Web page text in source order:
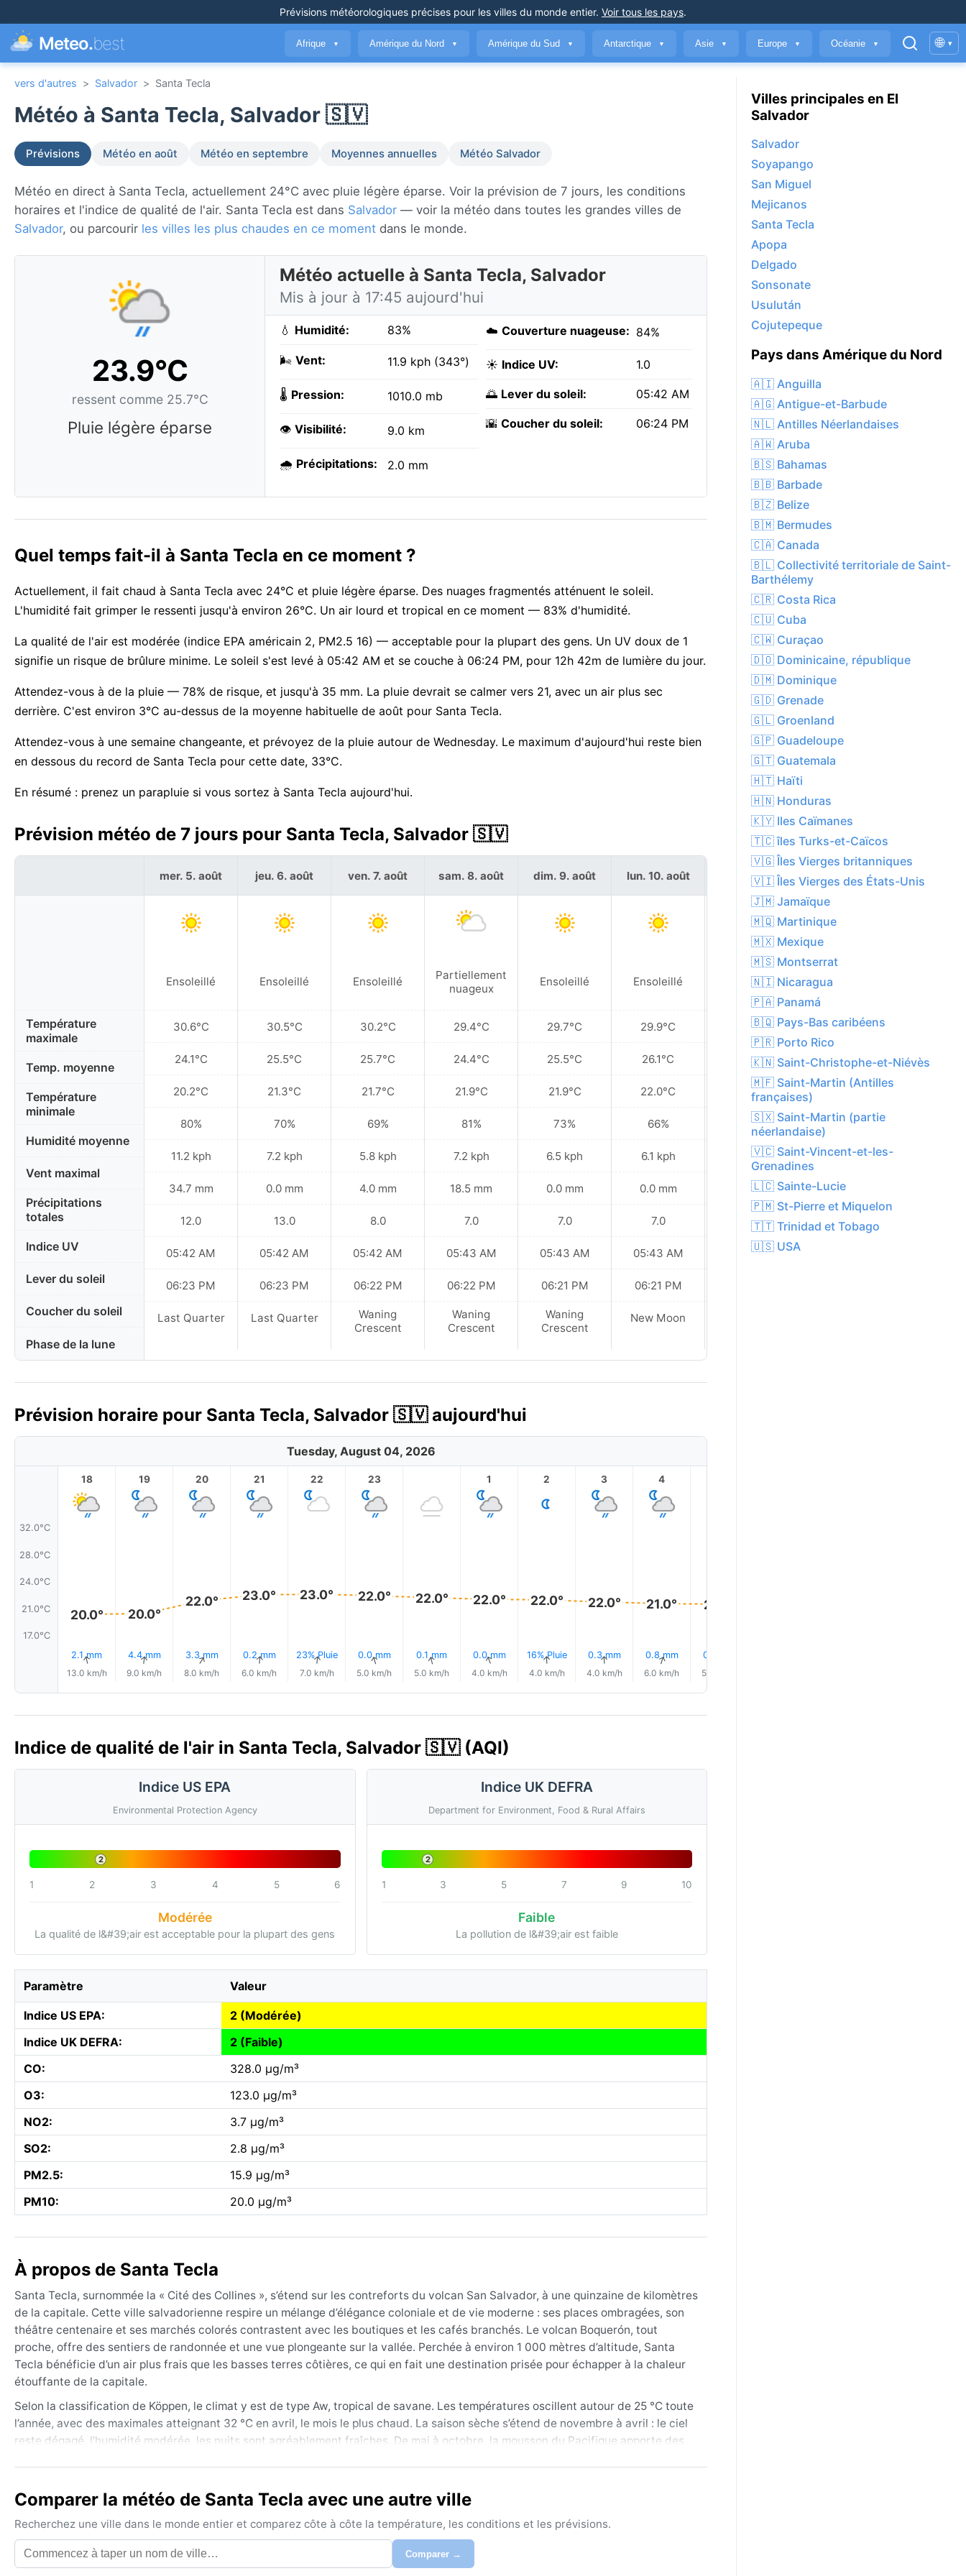
Prévisions météorologiques précises pour les villes du monde entier. Voir tous les pays.
Meteo.best Afrique ▼ Amérique du Nord ▼ Amérique du Sud ▼ Antarctique ▼ Asie ▼ Europe ▼ Océanie ▼ 🌐 ▾
vers d'autres > Salvador > Santa Tecla
Météo à Santa Tecla, Salvador 🇸🇻
Prévisions Météo en août Météo en septembre Moyennes annuelles Météo Salvador
Météo en direct à Santa Tecla, actuellement 24°C avec pluie légère éparse. Voir la prévision de 7 jours, les conditions
horaires et l'indice de qualité de l'air. Santa Tecla est dans Salvador — voir la météo dans toutes les grandes villes de
Salvador, ou parcourir les villes les plus chaudes en ce moment dans le monde.
23.9°C
ressent comme 25.7°C
Pluie légère éparse
Météo actuelle à Santa Tecla, Salvador
Mis à jour à 17:45 aujourd'hui
💧 Humidité: 83%
🌬️ Vent: 11.9 kph (343°)
🌡️ Pression: 1010.0 mb
👁️ Visibilité: 9.0 km
🌧️ Précipitations: 2.0 mm
☁️ Couverture nuageuse: 84%
☀️ Indice UV: 1.0
🌅 Lever du soleil: 05:42 AM
🌇 Coucher du soleil: 06:24 PM
Quel temps fait-il à Santa Tecla en ce moment ?
Actuellement, il fait chaud à Santa Tecla avec 24°C et pluie légère éparse. Des nuages fragmentés atténuent le soleil.
L'humidité fait grimper le ressenti jusqu'à environ 26°C. Un air lourd et tropical en ce moment — 83% d'humidité.
La qualité de l'air est modérée (indice EPA américain 2, PM2.5 16) — acceptable pour la plupart des gens. Un UV doux de 1
signifie un risque de brûlure minime. Le soleil s'est levé à 05:42 AM et se couche à 06:24 PM, pour 12h 42m de lumière du jour.
Attendez-vous à de la pluie — 78% de risque, et jusqu'à 35 mm. La pluie devrait se calmer vers 21, avec un air plus sec
derrière. C'est environ 3°C au-dessus de la moyenne habituelle de août pour Santa Tecla.
Attendez-vous à une semaine changeante, et prévoyez de la pluie autour de Wednesday. Le maximum d'aujourd'hui reste bien
en dessous du record de Santa Tecla pour cette date, 33°C.
En résumé : prenez un parapluie si vous sortez à Santa Tecla aujourd'hui.
Prévision météo de 7 jours pour Santa Tecla, Salvador 🇸🇻
Température
maximale
Temp. moyenne
Température
minimale
Humidité moyenne
Vent maximal
Précipitations
totales
Indice UV
Lever du soleil
Coucher du soleil
Phase de la lune
mer. 5. août
Ensoleillé
30.6°C
24.1°C
20.2°C
80%
11.2 kph
34.7 mm
12.0
05:42 AM
06:23 PM
Last Quarter
jeu. 6. août
Ensoleillé
30.5°C
25.5°C
21.3°C
70%
7.2 kph
0.0 mm
13.0
05:42 AM
06:23 PM
Last Quarter
ven. 7. août
Ensoleillé
30.2°C
25.7°C
21.7°C
69%
5.8 kph
4.0 mm
8.0
05:42 AM
06:22 PM
Waning
Crescent
sam. 8. août
Partiellement
nuageux
29.4°C
24.4°C
21.9°C
81%
7.2 kph
18.5 mm
7.0
05:43 AM
06:22 PM
Waning
Crescent
dim. 9. août
Ensoleillé
29.7°C
25.5°C
21.9°C
73%
6.5 kph
0.0 mm
7.0
05:43 AM
06:21 PM
Waning
Crescent
lun. 10. août
Ensoleillé
29.9°C
26.1°C
22.0°C
66%
6.1 kph
0.0 mm
7.0
05:43 AM
06:21 PM
New Moon
mar. 11. août
Partiellement
nuageux
28.1°C
24.4°C
22.1°C
81%
7.6 kph
3.3 mm
7.0
05:43 AM
Prévision horaire pour Santa Tecla, Salvador 🇸🇻 aujourd'hui
Tuesday, August 04, 2026
32.0°C
28.0°C
24.0°C
21.0°C
17.0°C
18
20.0°
2.1 mm
↑
13.0 km/h
19
20.0°
4.4 mm
↑
9.0 km/h
20
22.0°
3.3 mm
↑
8.0 km/h
21
23.0°
0.2 mm
↑
6.0 km/h
22
23.0°
23% Pluie
↑
7.0 km/h
23
22.0°
0.0 mm
↑
5.0 km/h
22.0°
0.1 mm
↑
5.0 km/h
1
22.0°
0.0 mm
↑
4.0 km/h
2
22.0°
16% Pluie
↑
4.0 km/h
3
22.0°
0.3 mm
↑
4.0 km/h
4
21.0°
0.8 mm
↑
6.0 km/h
21.0°
0.9 mm
5.0 km/h
Indice de qualité de l'air in Santa Tecla, Salvador 🇸🇻 (AQI)
Indice US EPA
Environmental Protection Agency
2
1 2 3 4 5 6
Modérée
La qualité de l&#39;air est acceptable pour la plupart des gens
Indice UK DEFRA
Department for Environment, Food & Rural Affairs
2
1 3 5 7 9 10
Faible
La pollution de l&#39;air est faible
Paramètre Valeur
Indice US EPA:
2 (Modérée)
Indice UK DEFRA:
2 (Faible)
CO:
328.0 µg/m³
O3:
123.0 µg/m³
NO2:
3.7 µg/m³
SO2:
2.8 µg/m³
PM2.5:
15.9 µg/m³
PM10:
20.0 µg/m³
À propos de Santa Tecla
Santa Tecla, surnommée la « Cité des Collines », s’étend sur les contreforts du volcan San Salvador, à une quinzaine de kilomètres
de la capitale. Cette ville salvadorienne respire un mélange d’élégance coloniale et de vie moderne : ses places ombragées, son
théâtre centenaire et ses marchés colorés contrastent avec les boutiques et les cafés branchés. Le volcan Boquerón, tout
proche, offre des sentiers de randonnée et une vue plongeante sur la vallée. Perchée à environ 1 000 mètres d’altitude, Santa
Tecla bénéficie d’un air plus frais que les basses terres côtières, ce qui en fait une destination prisée pour échapper à la chaleur
étouffante de la capitale.
Selon la classification de Köppen, le climat y est de type Aw, tropical de savane. Les températures oscillent autour de 25 °C toute
l’année, avec des maximales atteignant 32 °C en avril, le mois le plus chaud. La saison sèche s’étend de novembre à avril : le ciel
reste dégagé, l’humidité modérée, les nuits sont agréablement fraîches. De mai à octobre, la mousson du Pacifique apporte des
fraîcheur du soir exige parfois une veste légère.
La meilleure période pour profiter de Santa Tecla est la saison sèche, de novembre à avril, avec un pic d’ensoleillement en février-
mars. En mai, les premières pluies marquent le retour de la végétation luxuriante. Un phénomène notable : les « temporales »,
dépressions tropicales venues du Pacifique, peuvent provoquer plusieurs jours de pluies continues entre juin et octobre. Le risque
cyclonique reste modéré sur cette façade, mais les glissements de terrain sur les collines sont à surveiller. En revanche, aucun
Comparer la météo de Santa Tecla avec une autre ville
Recherchez une ville dans le monde entier et comparez côte à côte la température, les conditions et les prévisions.
Comparer →
Villes principales en El
Salvador
Salvador
Soyapango
San Miguel
Mejicanos
Santa Tecla
Apopa
Delgado
Sonsonate
Usulután
Cojutepeque
Pays dans Amérique du Nord
🇦🇮 Anguilla
🇦🇬 Antigue-et-Barbude
🇳🇱 Antilles Néerlandaises
🇦🇼 Aruba
🇧🇸 Bahamas
🇧🇧 Barbade
🇧🇿 Belize
🇧🇲 Bermudes
🇨🇦 Canada
🇧🇱 Collectivité territoriale de Saint-
Barthélemy
🇨🇷 Costa Rica
🇨🇺 Cuba
🇨🇼 Curaçao
🇩🇴 Dominicaine, république
🇩🇲 Dominique
🇬🇩 Grenade
🇬🇱 Groenland
🇬🇵 Guadeloupe
🇬🇹 Guatemala
🇭🇹 Haïti
🇭🇳 Honduras
🇰🇾 Iles Caïmanes
🇹🇨 îles Turks-et-Caïcos
🇻🇬 Îles Vierges britanniques
🇻🇮 Îles Vierges des États-Unis
🇯🇲 Jamaïque
🇲🇶 Martinique
🇲🇽 Mexique
🇲🇸 Montserrat
🇳🇮 Nicaragua
🇵🇦 Panamá
🇧🇶 Pays-Bas caribéens
🇵🇷 Porto Rico
🇰🇳 Saint-Christophe-et-Niévès
🇲🇫 Saint-Martin (Antilles
françaises)
🇸🇽 Saint-Martin (partie
néerlandaise)
🇻🇨 Saint-Vincent-et-les-
Grenadines
🇱🇨 Sainte-Lucie
🇵🇲 St-Pierre et Miquelon
🇹🇹 Trinidad et Tobago
🇺🇸 USA